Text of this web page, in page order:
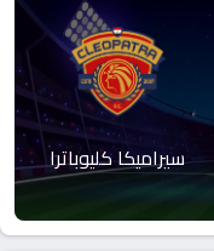
سيراميكا كليوباترا